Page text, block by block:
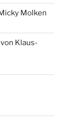
Molken
Klaus-